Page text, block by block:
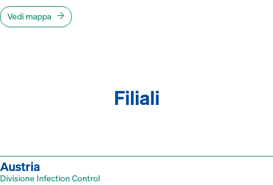
Vedi mappa
Filiali
Austria
Divisione Infection Control